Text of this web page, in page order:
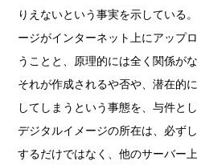
りえないという事実を示している
ージがインターネット上にアップ
うことと、原理的には全く関係が
それが作成されるや否や、潜在的
してしまうという事態を、与件と
デジタルイメージの所在は、必ず
するだけではなく、他のサーバー